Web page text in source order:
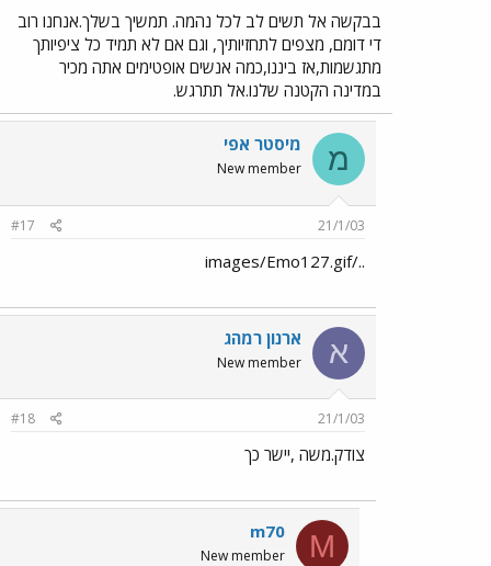
בבקשה אל תשים לב לכל נהמה. תמשיך בשלך.אנחנו רוב
די דומם, מצפים לתחזיותיך, וגם אם לא תמיד כל ציפיותך
מתגשמות,אז ביננו,כמה אנשים אופטימים אתה מכיר
במדינה הקטנה שלנו.אל תתרגש.
מ מיסטר אפי
New member
21/1/03
#17
../images/Emo127.gif
א ארנון רמהג
New member
21/1/03
#18
צודק.משה ,יישר כך
M
m70
New member